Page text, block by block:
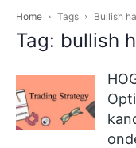
Home Tags Bullish
Tag: bullish